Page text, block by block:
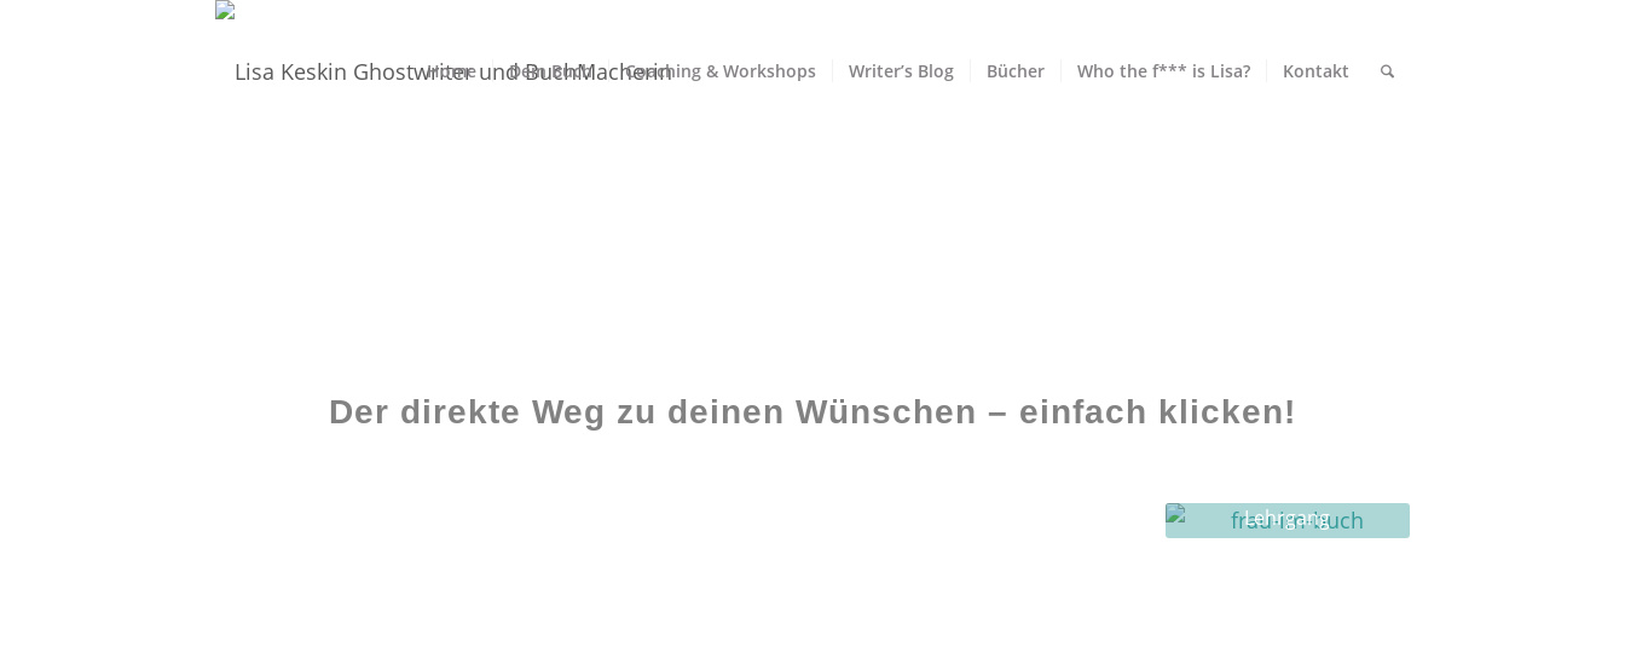
Home Dein Buch Coaching & Workshops Writer’s Blog Bücher Who the f*** is Lisa? Kontakt
Der direkte Weg zu deinen Wünschen – einfach klicken!
Lehrgang
Ghostwriting